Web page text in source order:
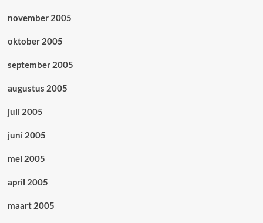
november 2005
oktober 2005
september 2005
augustus 2005
juli 2005
juni 2005
mei 2005
april 2005
maart 2005